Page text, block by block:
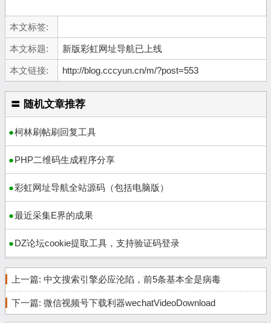
本文标签:
本文标题: 新版彩虹网址导航已上线
本文链接: http://blog.cccyun.cn/m/?post=553
〓 随机文章推荐
柯林刷帖刷回复工具
PHP二维码生成程序分享
彩虹网址导航全站源码（包括电脑版）
最近采集E界的成果
DZ论坛cookie提取工具，支持验证码登录
上一篇: 中文搜索引擎必应沦陷，前5条基本全是病毒
下一篇: 微信视频号下载利器wechatVideoDownload